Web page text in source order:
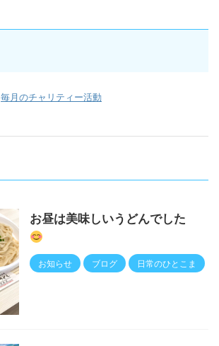
毎月のチャリティー活動
お昼は美味しいうどんでした
お知らせ ブログ 日常のひとこま